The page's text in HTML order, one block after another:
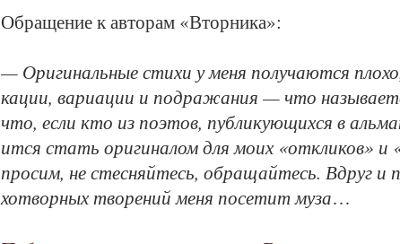
Об­ра­ще­ние к ав­то­рам «Втор­ни­ка»:
— Ори­ги­наль­ные сти­хи у ме­ня по­лу­ча­ют­ся
ка­ции, ва­ри­а­ции и под­ра­жа­ния — что
что, если кто из по­этов, пуб­ли­ку­ю­щих­ся в
ит­ся стать ори­ги­на­лом для мо­их «от­кли­ков»
про­сим, не стес­няй­тесь, об­ра­щай­тесь. Вдруг
хотвор­ных тво­ре­ний ме­ня по­се­тит му­за…